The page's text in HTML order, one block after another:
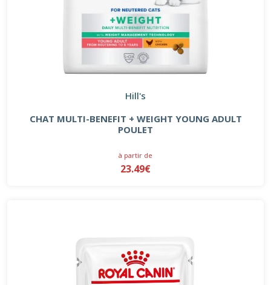
Hill's
CHAT MULTI-BENEFIT + WEIGHT YOUNG ADULT
POULET
à partir de
23.49€